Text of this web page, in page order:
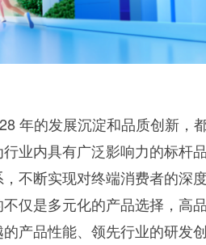
年的发展沉淀和品质创新，
业内具有广泛影响力的标杆品
不断实现对终端消费者的深
仅是多元化的产品选择，高
产品性能、领先行业的研发